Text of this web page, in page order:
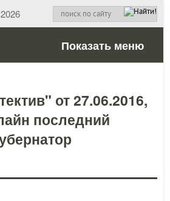
Показать меню
от 27.06.2016,
последний